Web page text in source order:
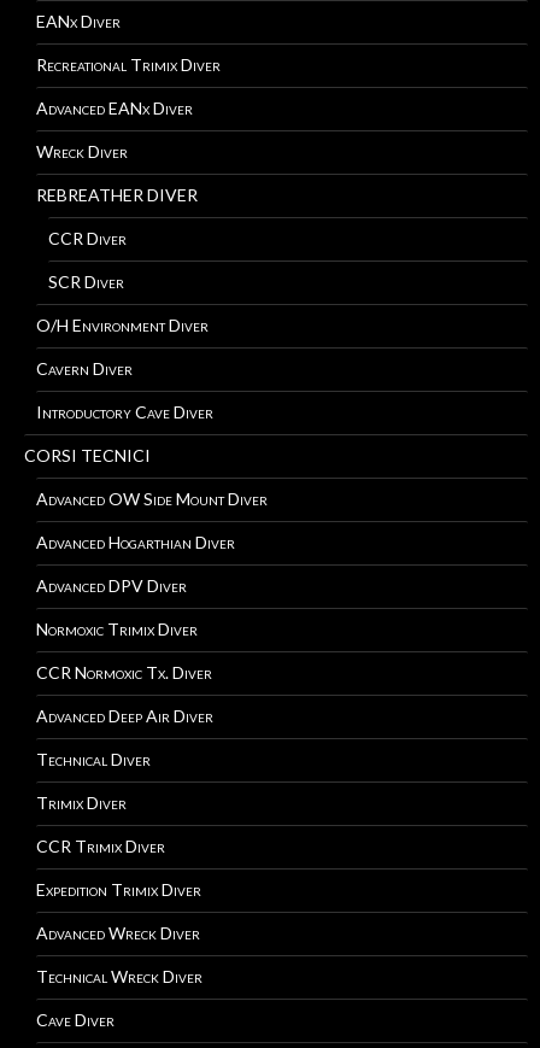
EANx Diver
Recreational Trimix Diver
Advanced EANx Diver
Wreck Diver
REBREATHER DIVER
CCR Diver
SCR Diver
O/H Environment Diver
Cavern Diver
Introductory Cave Diver
CORSI TECNICI
Advanced OW Side Mount Diver
Advanced Hogarthian Diver
Advanced DPV Diver
Normoxic Trimix Diver
CCR Normoxic Tx. Diver
Advanced Deep Air Diver
Technical Diver
Trimix Diver
CCR Trimix Diver
Expedition Trimix Diver
Advanced Wreck Diver
Technical Wreck Diver
Cave Diver